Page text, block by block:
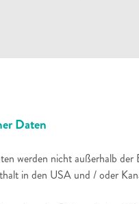
Daten
werden nicht außerhalb der
in den USA und / oder